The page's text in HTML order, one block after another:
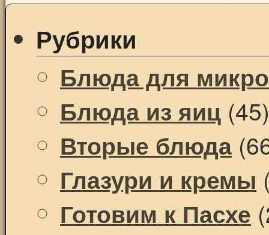
Рубрики
Блюда для
Блюда из яиц (45)
Вторые блюда
Глазури и кремы
Готовим к Пасхе